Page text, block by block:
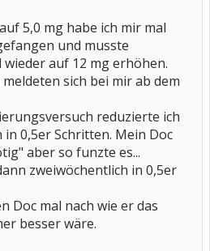
5,0 mg habe ich mir mal
und musste
auf 12 mg erhöhen.
sich bei mir ab dem
reduzierte ich
0,5er Schritten. Mein Doc
aber so funzte es...
zweiwöchentlich in 0,5er
Doc mal nach wie er das
besser wäre.